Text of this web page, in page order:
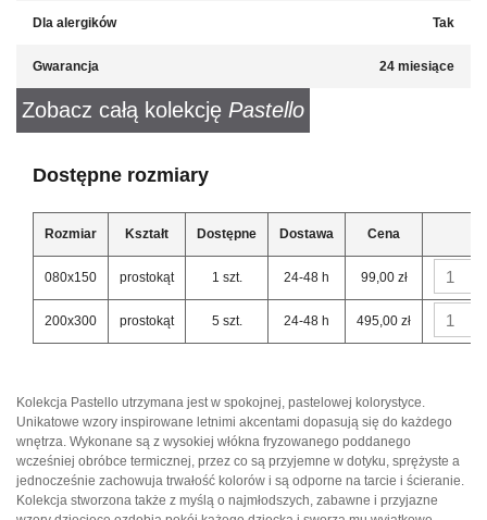
Dla alergików Tak
Gwarancja 24 miesiące
Zobacz całą kolekcję Pastello
Dostępne rozmiary
Rozmiar Kształt Dostępne Dostawa Cena
080x150 prostokąt 1 szt. 24-48 h 99,00 zł
200x300 prostokąt 5 szt. 24-48 h 495,00 zł
Kolekcja Pastello utrzymana jest w spokojnej, pastelowej kolorystyce.
Unikatowe wzory inspirowane letnimi akcentami dopasują się do każdego
wnętrza. Wykonane są z wysokiej włókna fryzowanego poddanego
wcześniej obróbce termicznej, przez co są przyjemne w dotyku, sprężyste a
jednocześnie zachowuja trwałość kolorów i są odporne na tarcie i ścieranie.
Kolekcja stworzona także z myślą o najmłodszych, zabawne i przyjazne